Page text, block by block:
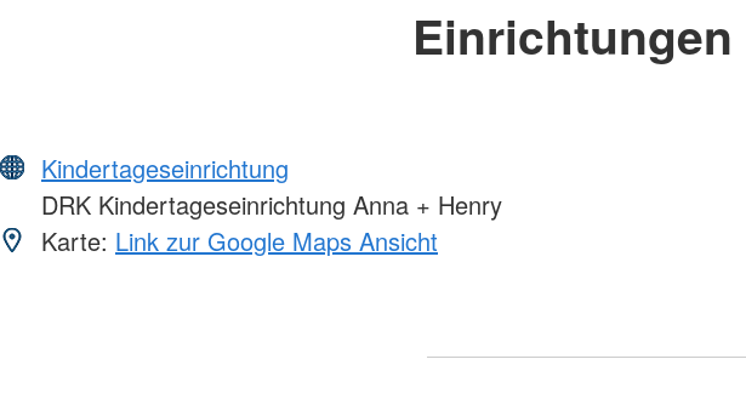
Kindertageseinrichtung
DRK Kindertageseinrichtung Anna + Henry
Karte: Link zur Google Maps Ansicht